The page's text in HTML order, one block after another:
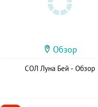
Обзор
СОЛ Луна Бей - Обзор